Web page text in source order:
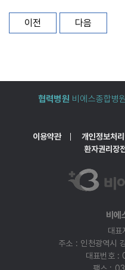
이전 다음
협력병원 비에스종합병
이용약관 개인정보처
환자권리장
비에
대표
주소 : 인천광역시
대표번호